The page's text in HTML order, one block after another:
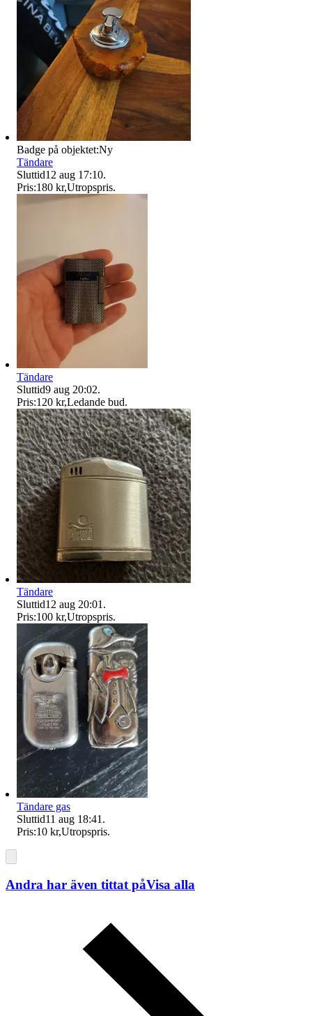
Badge på objektet:Ny
Tändare
Sluttid12 aug 17:10.
Pris:180 kr,Utropspris.
Tändare
Sluttid9 aug 20:02.
Pris:120 kr,Ledande bud.
Tändare
Sluttid12 aug 20:01 .
Pris:100 kr,Utropspris.
Tändare gas
Sluttid11 aug 18:41 .
Pris:10 kr,Utropspris.
Andra har även tittat påVisa alla